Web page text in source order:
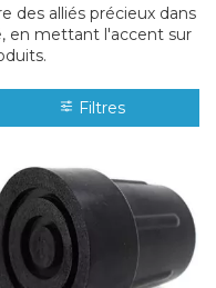
des alliés précieux dans
en mettant l'accent sur
Filtres